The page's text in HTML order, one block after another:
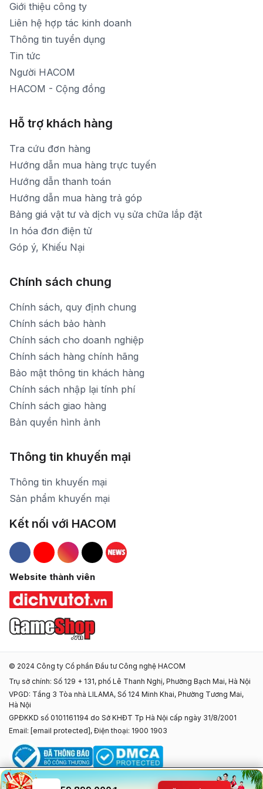
1900 1903 (máy lẻ 160)
[email protected]
Thời gian mở cửa: Từ 8h30-20h hàng ngày
Giới thiệu công ty
Liên hệ hợp tác kinh doanh
Thông tin tuyển dụng
Tin tức
Người HACOM
HACOM - Cộng đồng
Hỗ trợ khách hàng
Tra cứu đơn hàng
Hướng dẫn mua hàng trực tuyến
Hướng dẫn thanh toán
Hướng dẫn mua hàng trả góp
Bảng giá vật tư và dịch vụ sửa chữa lắp đặt
In hóa đơn điện tử
Góp ý, Khiếu Nại
Chính sách chung
Chính sách, quy định chung
Chính sách bảo hành
Chính sách cho doanh nghiệp
Chính sách hàng chính hãng
Bảo mật thông tin khách hàng
Chính sách nhập lại tính phí
Chính sách giao hàng
Bản quyền hình ảnh
Thông tin khuyến mại
Thông tin khuyến mại
Sản phẩm khuyến mại
Kết nối với HACOM
Hacom Facebook
Hacom YouTube
Hacom Instagram
Hacom TikTok
Website thành viên
© 2024 Công ty Cổ phần Đầu tư Công nghệ HACOM
Trụ sở chính: Số 129 + 131, phố Lê Thanh Nghị, Phường Bạch Mai, Hà Nội
VPGD: Tầng 3 Tòa nhà LILAMA, Số 124 Minh Khai, Phường Tương Mai,
Hà Nội
GPĐKKD số 0101161194 do Sở KHĐT Tp Hà Nội cấp ngày 31/8/2001
Email: [email protected] , Điện thoại: 1900 1903